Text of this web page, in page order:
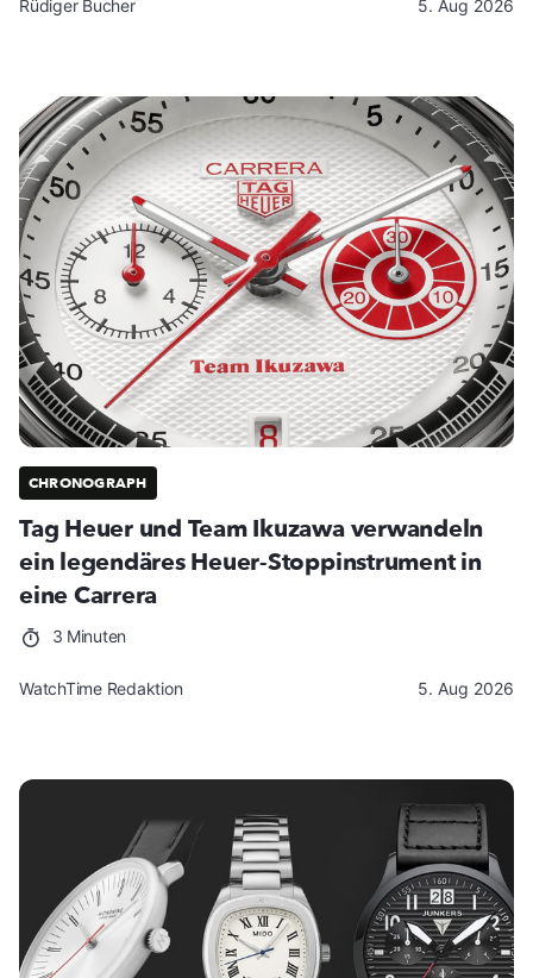
Rüdiger Bucher 5. Aug 2026
CHRONOGRAPH
Tag Heuer und Team Ikuzawa verwandeln
ein legendäres Heuer-Stoppinstrument in
eine Carrera
3 Minuten
WatchTime Redaktion 5. Aug 2026